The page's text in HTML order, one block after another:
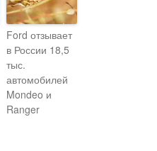
Ford отзывает
в России 18,5
тыс.
автомобилей
Mondeo и
Ranger